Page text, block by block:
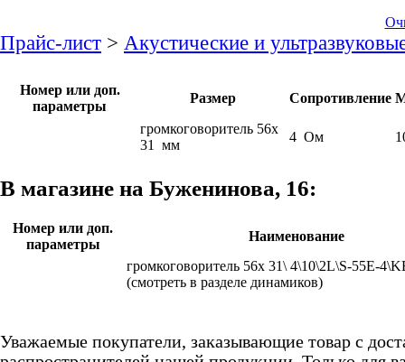
Прайс-лист > Акустические и
Номер или доп.
параметры
Размер Сопротивление
громкоговоритель 56x
31 мм
4 Ом
В магазине на Буженинова, 16:
Номер или доп.
параметры
Наименование
громкоговоритель 56x 31\ 4\10\2L\S-55E-
(смотреть в разделе динамиков)
Уважаемые покупатели, заказывающие товар с